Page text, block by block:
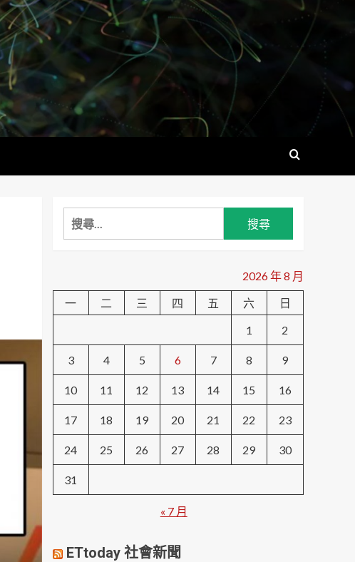
搜
尋
字:
2026 年 8 月
一
二 三 四 五 六
日
1
2
3 4 5 6 7 8 9
10 11 12 13 14 15 16
17 18 19 20 21 22 23
24 25 26 27 28 29 30
31
« 7 月
ETtoday 社會新聞